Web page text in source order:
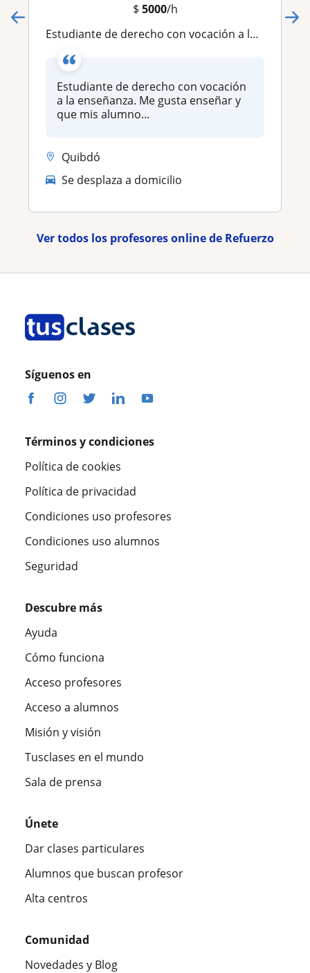
$ 5000/h
Estudiante de derecho con vocación a la enseñanza. Me gusta enseñar y que mis alumnos aprendan
Estudiante de derecho con vocación
a la enseñanza. Me gusta enseñar y
que mis alumno...
Quibdó
Se desplaza a domicilio
Ver todos los profesores online de Refuerzo
Síguenos en
Términos y condiciones
Política de cookies
Política de privacidad
Condiciones uso profesores
Condiciones uso alumnos
Seguridad
Descubre más
Ayuda
Cómo funciona
Acceso profesores
Acceso a alumnos
Misión y visión
Tusclases en el mundo
Sala de prensa
Únete
Dar clases particulares
Alumnos que buscan profesor
Alta centros
Comunidad
Novedades y Blog